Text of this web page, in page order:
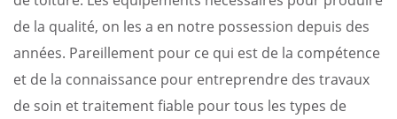
de la qualité, on les a en notre possession depuis des
années. Pareillement pour ce qui est de la compétence
et de la connaissance pour entreprendre des travaux
de soin et traitement fiable pour tous les types de